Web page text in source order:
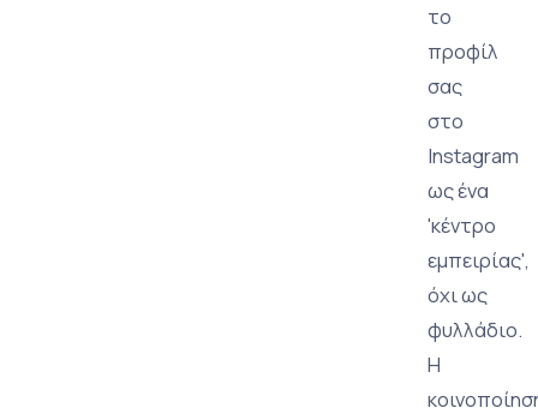
το
προφίλ
σας
στο
Instagram
ως ένα
'κέντρο
εμπειρίας',
όχι ως
φυλλάδιο.
Η